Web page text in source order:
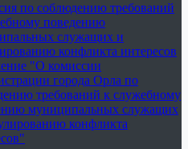
по соблюдению требований
поведению
служащих и
конфликта интересов
"О комиссии
города Орла по
требований к служебному
муниципальных служащих
конфликта